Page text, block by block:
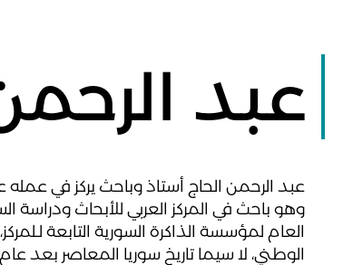
عبد
عبد الرحمن الحاج أستاذ وباحث يركز في
وهو باحث في المركز العربي للأبحاث
العام لمؤسسة الذاكرة السورية التابعة
الوطني، لا سيما تاريخ سوريا المعاصر بعد عام ٢٠١١.